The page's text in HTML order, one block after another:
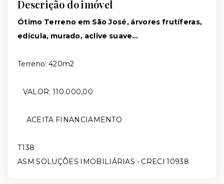
Descrição do imóvel
Ótimo Terreno em São José, árvores frutíferas,
edícula, murado, aclive suave…
Terreno: 420m2
VALOR: 110.000,00
ACEITA FINANCIAMENTO
T138
ASM SOLUÇÕES IMOBILIÁRIAS - CRECI 10938